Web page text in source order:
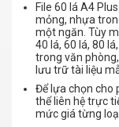
File 60 lá A4
mỏng, nhựa
một ngăn. Tùy
40 lá, 60 lá, 80
trong văn
lưu trữ tài liệu
Để lựa chọn cho
thể liên hệ trực
mức giá từng